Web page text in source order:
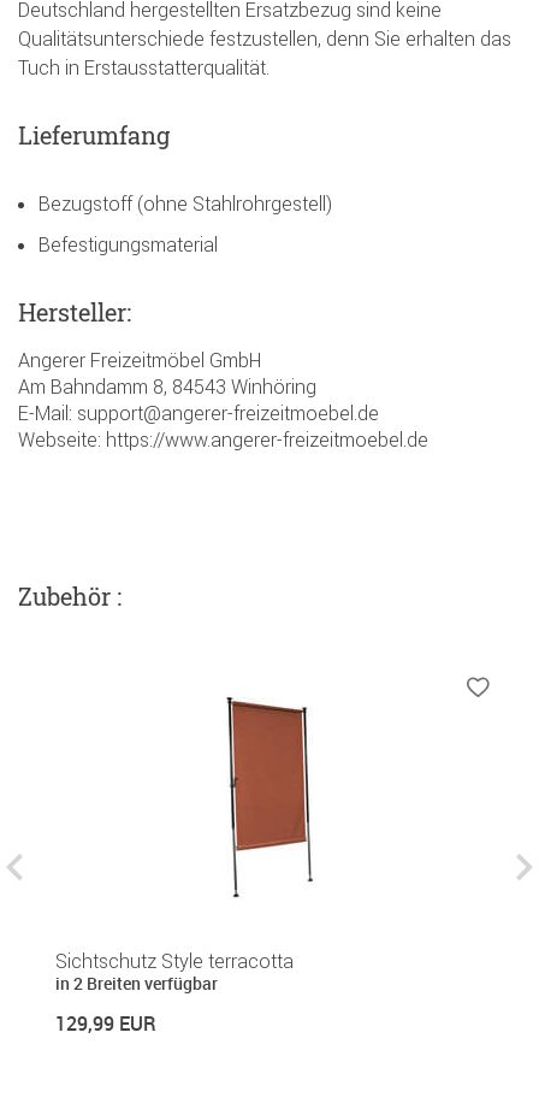
Deutschland hergestellten Ersatzbezug sind keine
Qualitätsunterschiede festzustellen, denn Sie erhalten das
Tuch in Erstausstatterqualität.
Lieferumfang
Bezugstoff (ohne Stahlrohrgestell)
Befestigungsmaterial
Hersteller:
Angerer Freizeitmöbel GmbH
Am Bahndamm 8, 84543 Winhöring
E-Mail: support@angerer-freizeitmoebel.de
Webseite: https://www.angerer-freizeitmoebel.de
Zubehör :
Sichtschutz Style terracotta
in 2 Breiten verfügbar
129,99 EUR